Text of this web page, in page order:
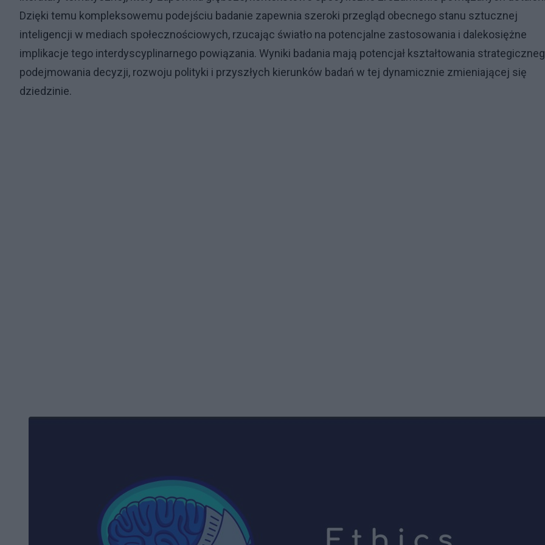
Dzięki temu kompleksowemu podejściu badanie zapewnia szeroki przegląd obecnego stanu sztucznej
inteligencji w mediach społecznościowych, rzucając światło na potencjalne zastosowania i dalekosiężne
implikacje tego interdyscyplinarnego powiązania. Wyniki badania mają potencjał kształtowania
podejmowania decyzji, rozwoju polityki i przyszłych kierunków badań w tej dynamicznie zmieniającej się
dziedzinie.